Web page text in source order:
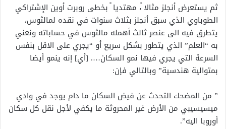
ثم يستعرض أنجلز مثالا ً، مهتديا ً بخطى روبرت أوين الإشتراكي
الطوباوي الذي سبق أنجلز بثلاث سنوات في نقده لمالثوس،
يتطرق فيه الى عنصر ثالث أهمله مالثوس في حساباته ونعني
به “العلم” الذي يتطور بشكل سريع أو “يجري على الاقل بنفس
السرعة التي يجري فيها نمو السكان…. [أي] إنه ينمو أيضا
بمتوالية هندسية” وبالتالي فإن:
” من المضحك التحدث عن فيض السكان ما دام يوجد في وادي
ميسيسيبي من الأرض غير المحروثة ما يكفي لأجل نقل كل سكان
أوروبا اليه”.